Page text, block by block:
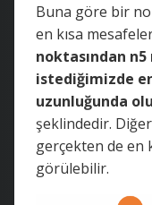
Buna göre bir
en kısa
noktasından
istediğimizde
uzunluğunda
şeklindedir.
gerçekten de en
görülebilir.